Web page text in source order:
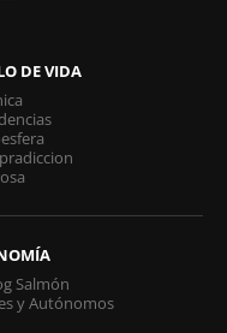
DE VIDA
Salmón
y Autónomos